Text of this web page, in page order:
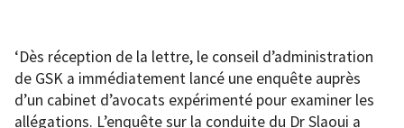
‘Dès réception de la lettre, le conseil d’administration
de GSK a immédiatement lancé une enquête auprès
d’un cabinet d’avocats expérimenté pour examiner les
allégations. L’enquête sur la conduite du Dr Slaoui a